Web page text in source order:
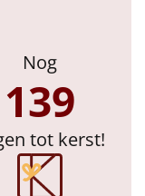
Nog
139
tot kerst!